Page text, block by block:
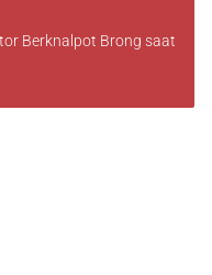
Berknalpot Brong saat